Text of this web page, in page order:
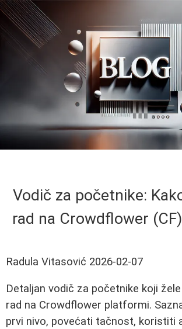
Vodič za početnike:
rad na Crowdflower
Radula Vitasović 2026-02-07
Detaljan vodič za početnike koji
rad na Crowdflower platformi.
prvi nivo, povećati tačnost, koristiti